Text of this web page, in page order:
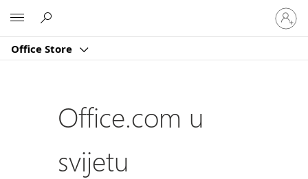
Office Store
Prijavite
se
u
račun
Office.com u
svijetu